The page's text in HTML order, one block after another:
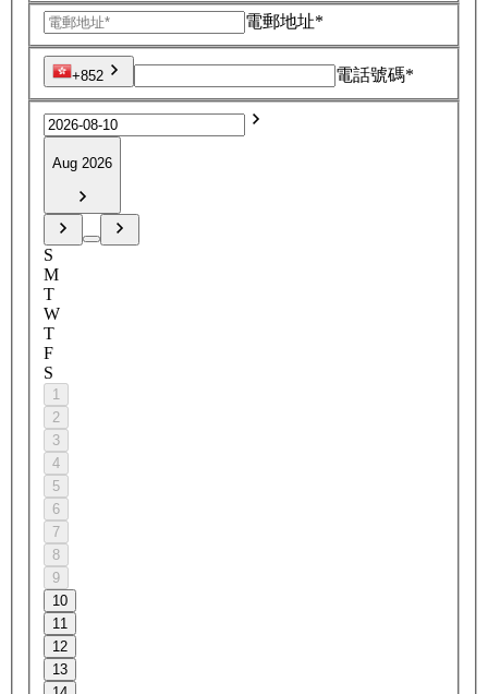
電郵地址*
+852 電話號碼*
Aug 2026
S
M
T
W
T
F
S
1
2
3
4
5
6
7
8
9
10
11
12
13